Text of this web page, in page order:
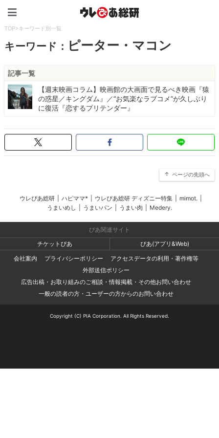
TOP>キーワード別一覧
キーワード： ピーター・マコン
記事一覧
【週末映画コラム】映画館の大画面で見るべき映画『猿
の惑星／キングダム』／“お気楽なラブコメ”が久しぶり
に復活『恋するプリテンダー』
ページの先頭へ
ウレぴあ総研 ハピママ* ウレぴあ総研 ディズニー特集 mimot.
うまいめし
うまいパン うまい肉 Medery.
ぴあ関連サイト
チケットぴあ
ぴあ(アプリ&Web)
会社案内
プライバシーポリシー
アクセスデータの利用・著作権等
外部送信ポリシー
広告出稿・お取り組みのご相談・情報掲載・その他お問い合わせ
一般の読者の方・ユーザーの方からのお問い合わせ
Copyright (C) PIA Corporation. All Rights Reserved.